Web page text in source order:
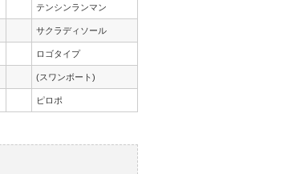
テンシンランマン
サクラディソール
ロゴタイプ
(スワンボート)
ピロポ